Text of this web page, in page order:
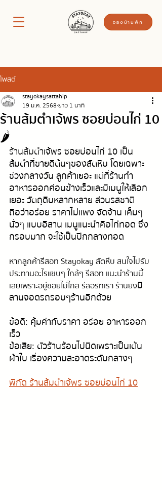
จองบ้านพัก
โพสต์
ร้านส้มตำเจ้พร ซอยบ่อนไก่ 10
🌶️
stayokaysattahip
19 ม.ค. 2568 ยาว 1 นาที
ร้านส้มตำเจ้พร ซอยบ่อนไก่ 10 เป็น
ส้มตำที่ขายดีต้นๆของสัตหีบ โดยเฉพาะ
ช่วงกลางวัน ลูกค้าเยอะ แต่ที่ร้านทำ
อาหารออกค่อนข้างเร็วและมีเมนูให้เลือก
เยอะ วัตถุดิบหลากหลาย ส่วนรสชาติ
ถือว่าอร่อย ราคาไม่แพง จัดจ้าน เค็มๆ
นั่วๆ แบบอีสาน เมนูแนะนำคือไก่ทอด ซึ่ง
กรอบมาก จะใช้เป็นปีกกลางทอด
หากลูกค้ารีสอท Stayokay สัตหีบ สนใจไปรับ
ประทานอะไรแซบๆ ใกล้ๆ รีสอท แนะนำร้านนี้
เลยเพราะอยู่ซอยไม่ไกล รีสอร์ทเรา ร้านยังมี
ลานจอดรถรอบๆร้านอีกด้วย
ข้อดี: คุ้มค่ากับราคา อร่อย อาหารออก
เร็ว
ข้อเสีย: ตัวร้านร้อนไปนิดเพราะเป็นเต้น
ผ้าใบ เรื่องความสะอาดระดับกลางๆ
พิกัด ร้านส้มตำเจ้พร ซอยบ่อนไก่ 10